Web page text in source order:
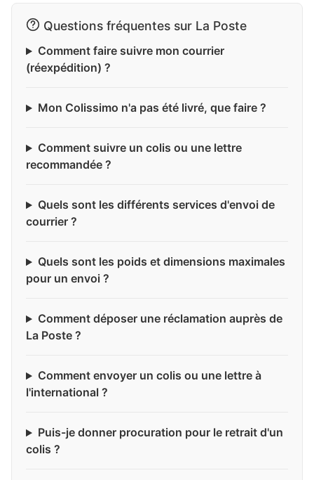
Questions fréquentes sur La Poste
Comment faire suivre mon courrier
(réexpédition) ?
Mon Colissimo n'a pas été livré, que faire ?
Comment suivre un colis ou une lettre
recommandée ?
Quels sont les différents services d'envoi de
courrier ?
Quels sont les poids et dimensions maximales
pour un envoi ?
Comment déposer une réclamation auprès de
La Poste ?
Comment envoyer un colis ou une lettre à
l'international ?
Puis-je donner procuration pour le retrait d'un
colis ?